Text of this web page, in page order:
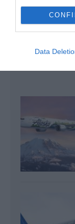
Data
alaska airlines